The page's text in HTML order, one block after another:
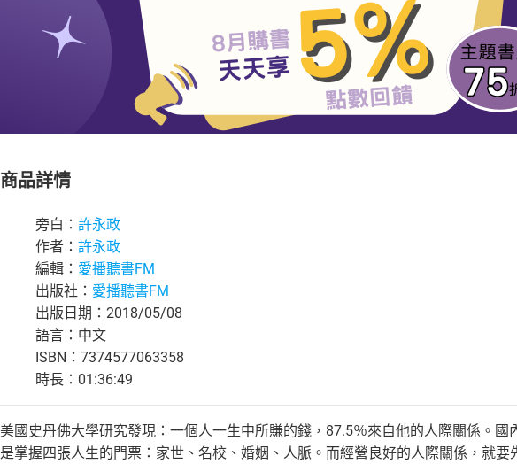
商品詳情
旁白： 許永政
作者： 許永政
編輯： 愛播聽書FM
出版社： 愛播聽書FM
出版日期：2018/05/08
語言：中文
ISBN：7374577063358
時長：01:36:49
美國史丹佛大學研究發現：一個人一生中所賺的錢，87.5％來自他的人際關係。
是掌握四張人生的門票：家世、名校、婚姻、人脈。而經營良好的人際關係，就